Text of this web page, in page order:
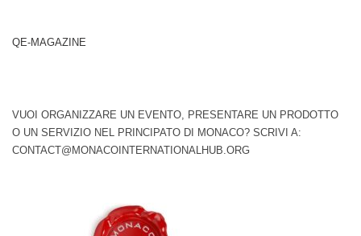
QE-MAGAZINE
VUOI ORGANIZZARE UN EVENTO, PRESENTARE UN PRODOTTO
O UN SERVIZIO NEL PRINCIPATO DI MONACO? SCRIVI A:
CONTACT@MONACOINTERNATIONALHUB.ORG